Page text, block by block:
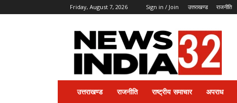
Friday, August 7, 2026 Sign in / Join उत्तराखण्ड राजनीति
उत्तराखण्ड राजनीति राष्ट्रीय समाचार अपराध